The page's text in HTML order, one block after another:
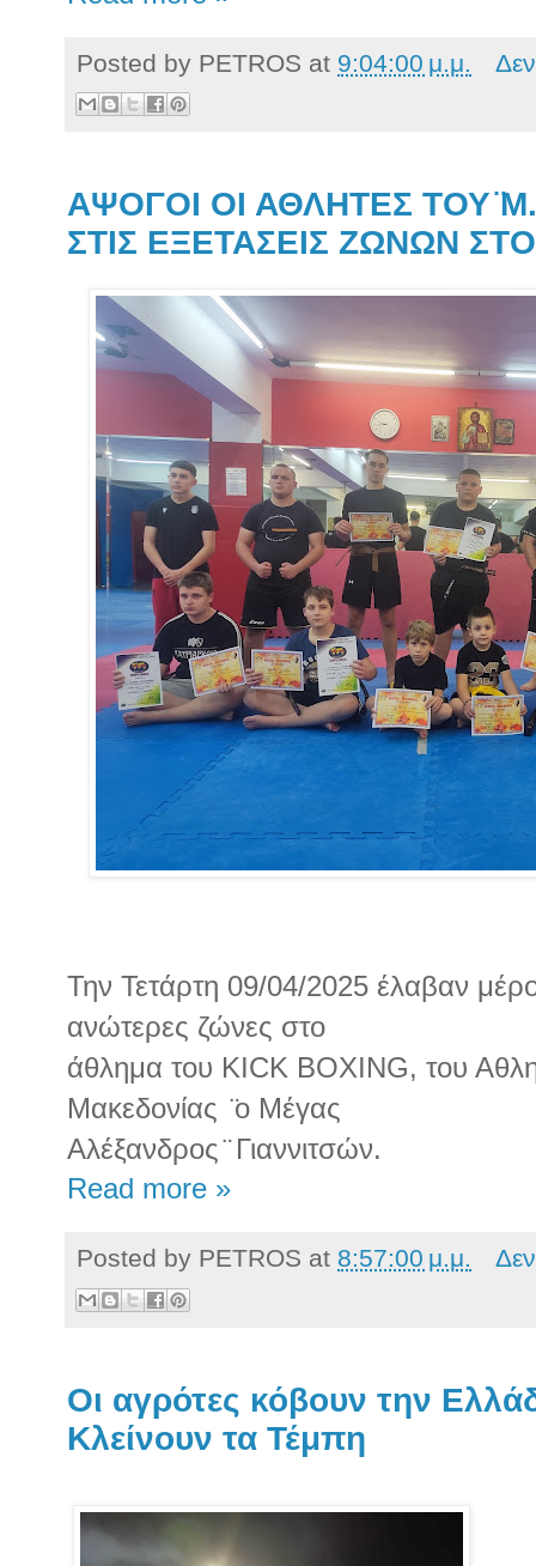
Posted by PETROS at 9:04:00 μ.μ.
ΑΨΟΓΟΙ ΟΙ ΑΘΛΗΤΕΣ ΤΟΥ
ΣΤΙΣ ΕΞΕΤΑΣΕΙΣ ΖΩΝΩΝ ΣΤΟ
Την Τετάρτη 09/04/2025 έλαβαν
ανώτερες ζώνες στο
άθλημα του KICK BOXING, του
Μακεδονίας ̈ο Μέγας
Αλέξανδρος ̈ Γιαννιτσών.
Read more »
Posted by PETROS at 8:57:00 μ.μ.
Οι αγρότες κόβουν την
Κλείνουν τα Τέμπη